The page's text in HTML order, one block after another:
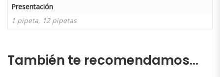
Presentación
1 pipeta, 12 pipetas
También te recomendamos…